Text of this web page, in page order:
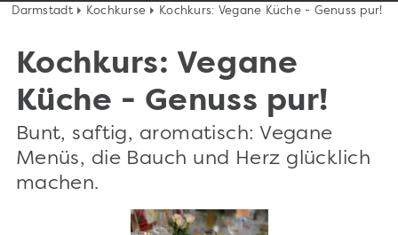
Darmstadt Kochkurse Kochkurs: Vegane Küche - Genuss pur!
Kochkurs: Vegane
Küche - Genuss pur!
Bunt, saftig, aromatisch: Vegane
Menüs, die Bauch und Herz glücklich
machen.